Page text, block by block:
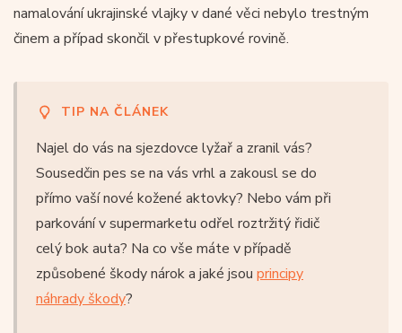
namalování ukrajinské vlajky v dané věci nebylo trestným
činem a případ skončil v přestupkové rovině.
TIP NA ČLÁNEK
Najel do vás na sjezdovce lyžař a zranil vás?
Sousedčin pes se na vás vrhl a zakousl se do
přímo vaší nové kožené aktovky? Nebo vám při
parkování v supermarketu odřel roztržitý řidič
celý bok auta? Na co vše máte v případě
způsobené škody nárok a jaké jsou principy
náhrady škody?